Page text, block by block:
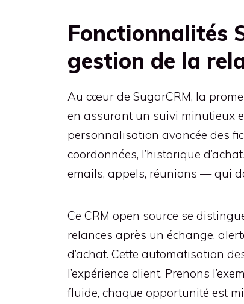
Fonctionnalités
gestion de la
Au cœur de SugarCRM, la
en assurant un suivi minutieux
personnalisation avancée des
coordonnées, l’historique
emails, appels, réunions — qui
Ce CRM open source se
relances après un échange,
d’achat. Cette automatisation
l’expérience client. Prenons
fluide, chaque opportunité est